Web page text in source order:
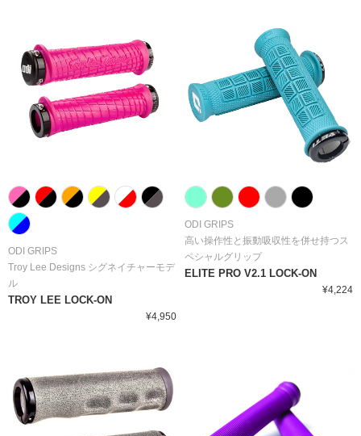
ODI GRIPS
Troy Lee Designs シグネイチャーモデ
ル
TROY LEE LOCK-ON
¥4,950
ODI GRIPS
高い操作性と振動吸収性を併せ持つス
ペシャルグリップ
ELITE PRO V2.1 LOCK-ON
¥4,224